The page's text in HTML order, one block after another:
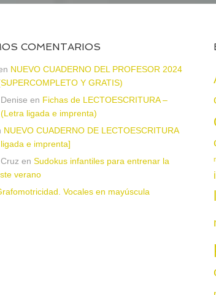
COMENTARIOS
NUEVO CUADERNO DEL PROFESOR 2024
Y GRATIS)
en Fichas de LECTOESCRITURA –
ligada e imprenta)
NUEVO CUADERNO DE LECTOESCRITURA
e imprenta]
en Sudokus infantiles para entrenar la
verano
Vocales en mayúscula